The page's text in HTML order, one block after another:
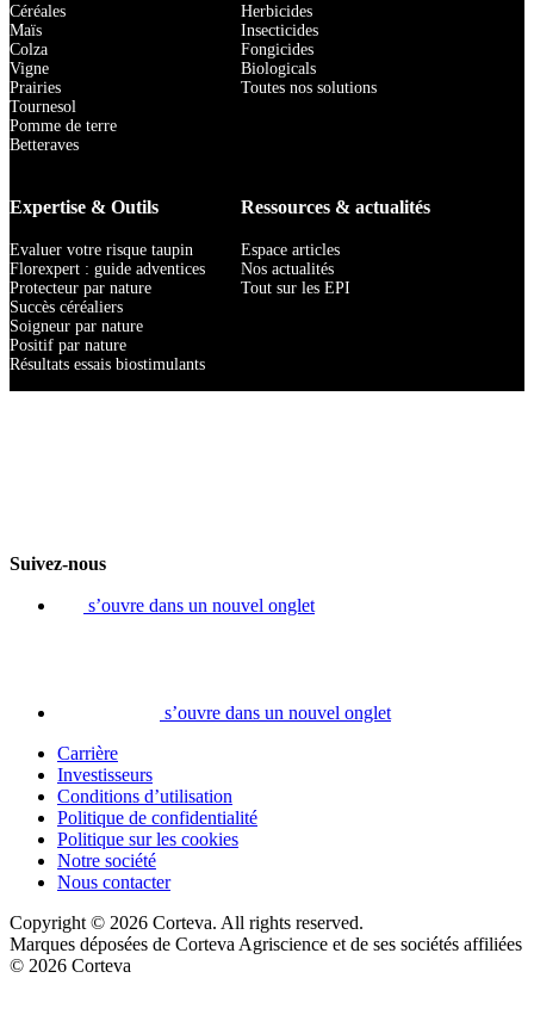
Céréales
Maïs
Colza
Vigne
Prairies
Tournesol
Pomme de terre
Betteraves
Herbicides
Insecticides
Fongicides
Biologicals
Toutes nos solutions
Expertise & Outils
Evaluer votre risque taupin
Florexpert : guide adventices
Protecteur par nature
Succès céréaliers
Soigneur par nature
Positif par nature
Résultats essais biostimulants
Ressources & actualités
Espace articles
Nos actualités
Tout sur les EPI
Suivez-nous
s’ouvre dans un nouvel onglet
s’ouvre dans un nouvel onglet
Carrière
Investisseurs
Conditions d’utilisation
Politique de confidentialité
Politique sur les cookies
Notre société
Nous contacter
Copyright © 2026 Corteva. All rights reserved.
Marques déposées de Corteva Agriscience et de ses sociétés affiliées
© 2026 Corteva